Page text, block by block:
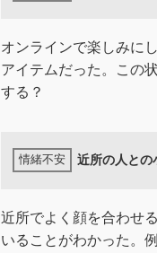
オンラインで楽しみに
アイテムだった。この
する？
近所の人との
近所でよく顔を合わせ
いることがわかった。